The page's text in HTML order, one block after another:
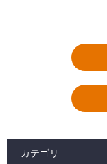
カテゴリ